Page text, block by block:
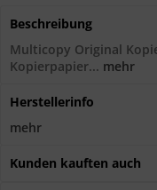
Beschreibung
Multicopy Original
Kopierpapier... mehr
Herstellerinfo
mehr
Kunden kauften auch